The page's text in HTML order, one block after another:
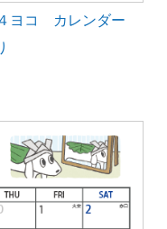
ヨコ カレンダー